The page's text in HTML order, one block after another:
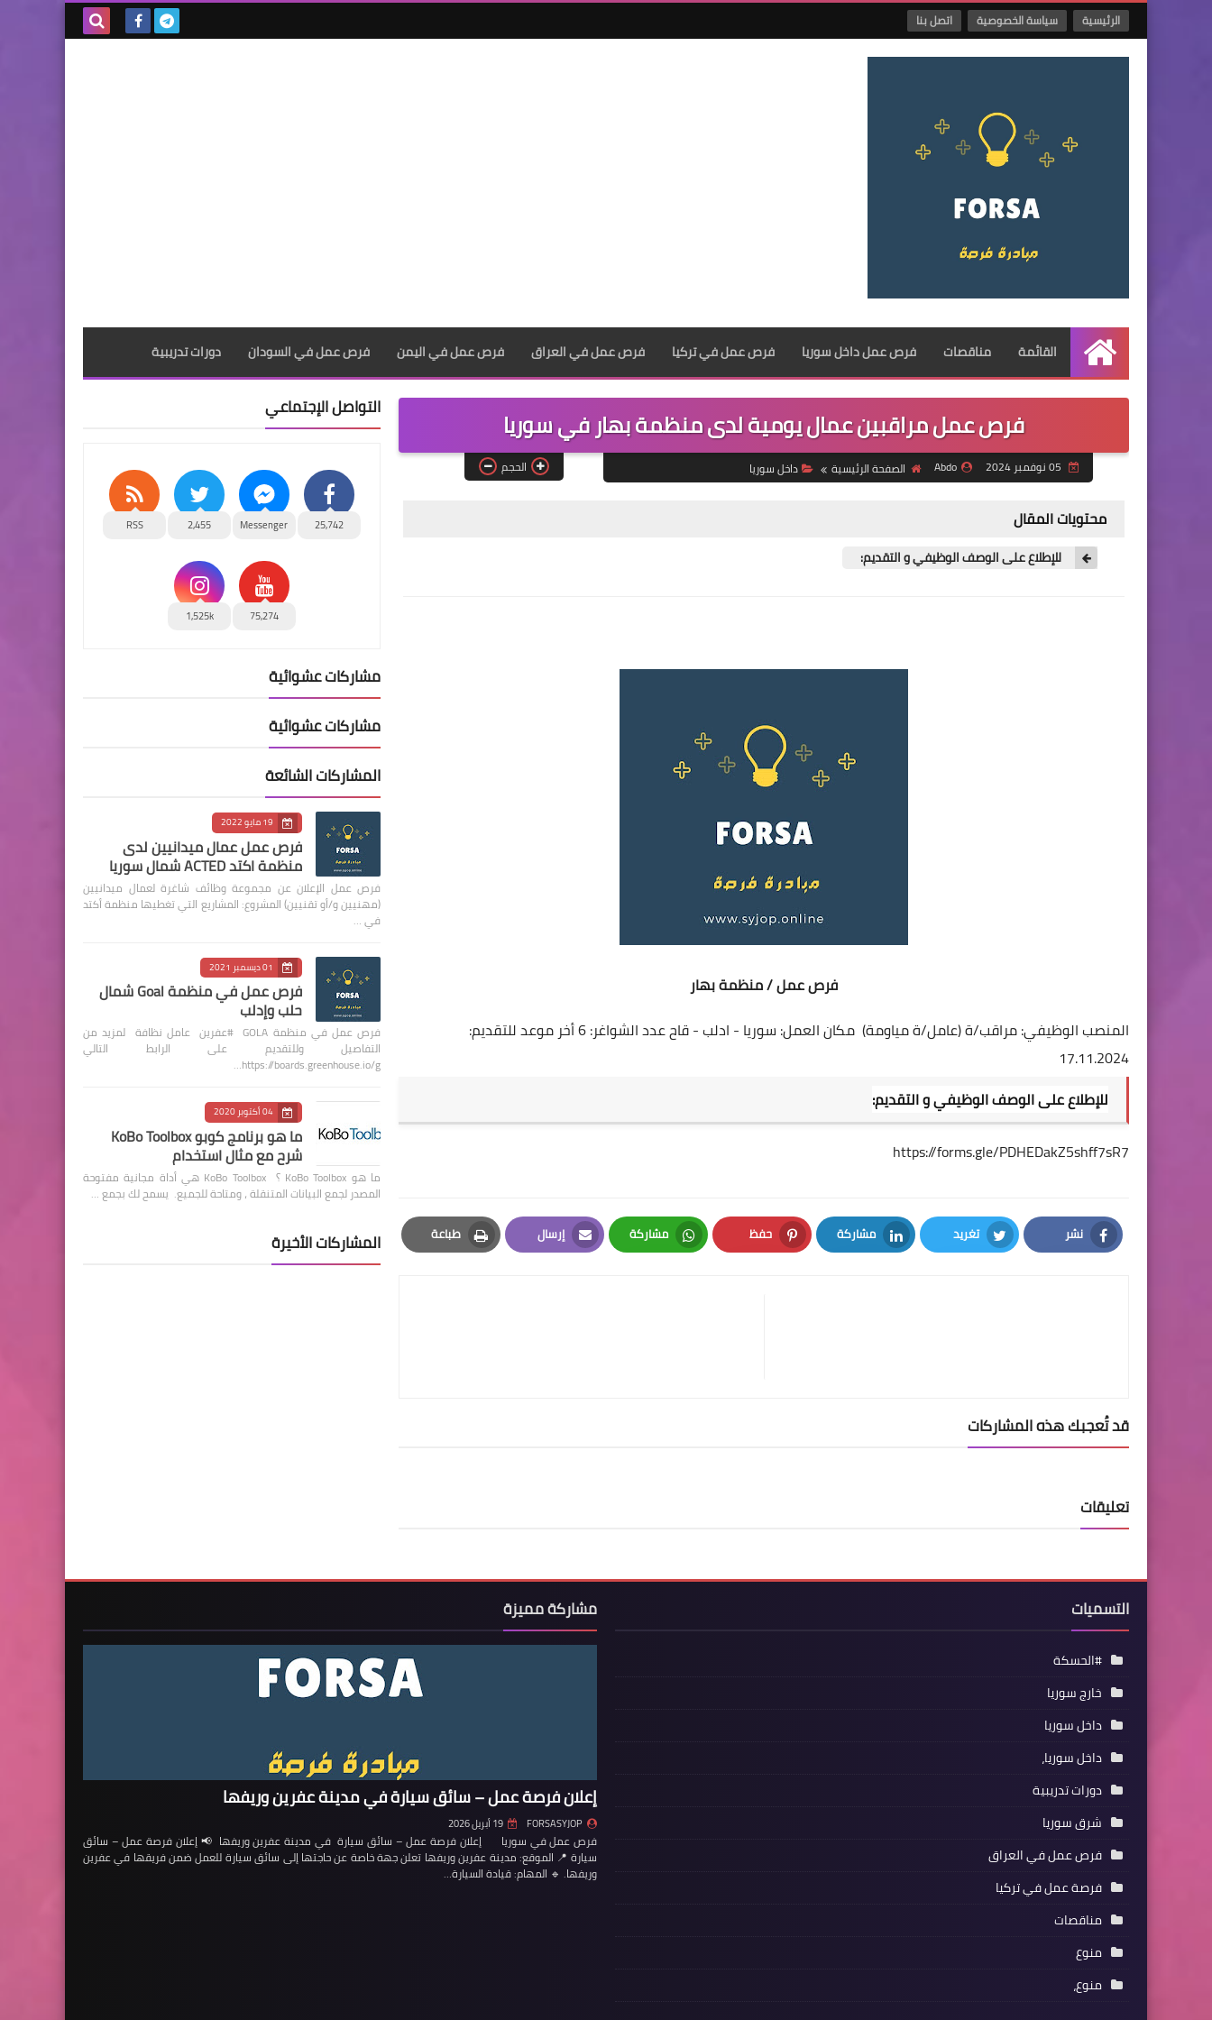
الرئيسية سياسة الخصوصية اتصل بنا
الرئيسية
القائمة مناقصات فرص عمل داخل سوريا فرص عمل في تركيا فرص عمل في العراق فرص عمل في اليمن فرص عمل في السودان دورات تدريبية
فرص عمل مراقبين عمال يومية لدى منظمة بهار في سوريا
Abdo الصفحة الرئيسية داخل سوريا الحجم
محتويات المقال
للإطلاع على الوصف الوظيفي و التقديم:
فرص عمل / منظمة بهار
المنصب الوظيفي: مراقب/ة (عامل/ة مياومة) مكان العمل: سوريا - ادلب - قاح عدد الشواغر: 6 أخر موعد للتقديم:
17.11.2024
للإطلاع على الوصف الوظيفي و التقديم:
https://forms.gle/PDHEDakZ5shff7sR7
نشر
Facebook
تغريد
Twitter
مشاركة
LinkedIn
حفظ
Pinterest
مشاركة
Whatsapp
إرسال
Email
طباعة
Print
قد تُعجبك هذه المشاركات
تعليقات
التواصل الإجتماعي
25,742
Messenger
2,455
RSS
75,274
1,525k
مشاركات عشوائية
مشاركات عشوائية
المشاركات الشائعة
19 مايو 2022
فرص عمل عمال ميدانيين لدى
منظمة اكتد ACTED شمال سوريا
فرص عمل الإعلان عن مجموعة وظائف شاغرة لعمال ميدانيين
(مهنيين و/أو تقنيين) المشروع: المشاريع التي تغطيها منظمة أكتد
في …
01 ديسمبر 2021
فرص عمل في منظمة Goal شمال
حلب وإدلب
فرص عمل في منظمة GOLA #عفرين عامل نظافة لمزيد من
التفاصيل وللتقديم على الرابط التالي
https://boards.greenhouse.io/g…
04 أكتوبر 2020
ما هو برنامج كوبو KoBo Toolbox
شرح مع مثال استخدام
ما هو KoBo Toolbox ؟ KoBo Toolbox هي أداة مجانية مفتوحة
المصدر لجمع البيانات المتنقلة ، ومتاحة للجميع. يسمح لك بجمع …
المشاركات الأخيرة
التسميات
#الحسكة
خارج سوريا
داخل سوريا
داخل سوريا،
دورات تدريبية
شرق سوريا
فرص عمل في العراق
فرصة عمل في تركيا
مناقصات
منوع
منوع،
مشاركة مميزة
إعلان فرصة عمل – سائق سيارة في مدينة عفرين وريفها
FORSASYJOP 19 أبريل 2026
فرص عمل في سوريا إعلان فرصة عمل – سائق سيارة في مدينة عفرين وريفها 📢 إعلان فرصة عمل – سائق
سيارة 📍 الموقع: مدينة عفرين وريفها تعلن جهة خاصة عن حاجتها إلى سائق سيارة للعمل ضمن فريقها في عفرين
وريفها. 🔹 المهام: قيادة السيارة…